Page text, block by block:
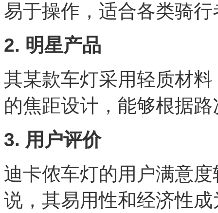
易于操作，适合各类骑行
2. 明星产品
其某款车灯采用轻质材
的焦距设计，能够根据
3. 用户评价
迪卡侬车灯的用户满意
说，其易用性和经济性